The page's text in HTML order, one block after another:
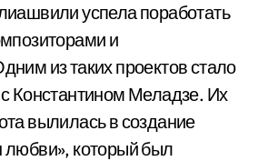
успела поработать
и
из таких проектов стало
Константином Меладзе. Их
вылилась в создание
который был